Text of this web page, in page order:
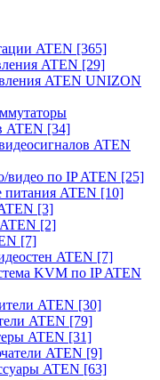
ATEN [365]
ATEN [29]
ATEN UNIZON
ATEN [34]
ATEN
видео по IP ATEN [25]
питания ATEN [10]
[3]
[2]
[7]
ATEN [7]
KVM по IP ATEN
ATEN [30]
ATEN [79]
ATEN [31]
ATEN [9]
ATEN [63]